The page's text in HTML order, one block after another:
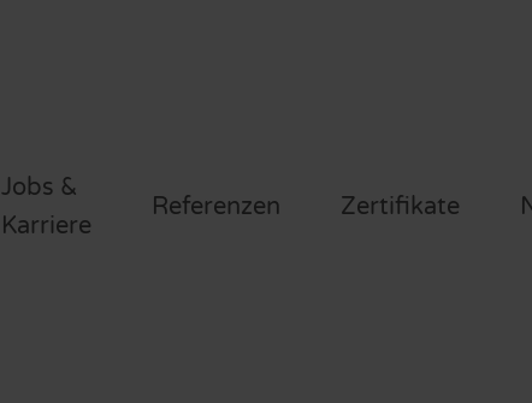
Jobs &
Karriere
Referenzen Zertifikate